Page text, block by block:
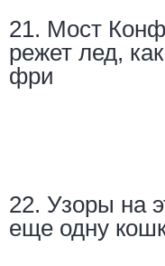
21. Мост
режет лед,
фри
22. Узоры на
еще одну